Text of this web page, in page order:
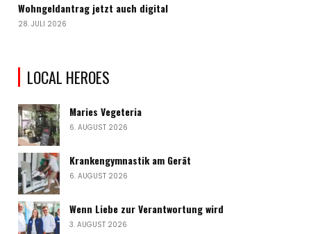
Wohngeldantrag jetzt auch digital
28. JULI 2026
LOCAL HEROES
Maries Vegeteria
6. AUGUST 2026
Krankengymnastik am Gerät
6. AUGUST 2026
Wenn Liebe zur Verantwortung wird
3. AUGUST 2026